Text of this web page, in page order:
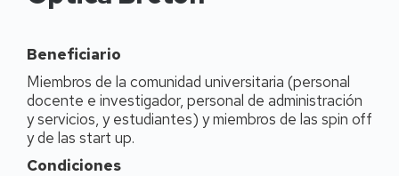
Beneficiario
Miembros de la comunidad universitaria (personal
docente e investigador, personal de administración
y servicios, y estudiantes) y miembros de las spin off
y de las start up.
Condiciones